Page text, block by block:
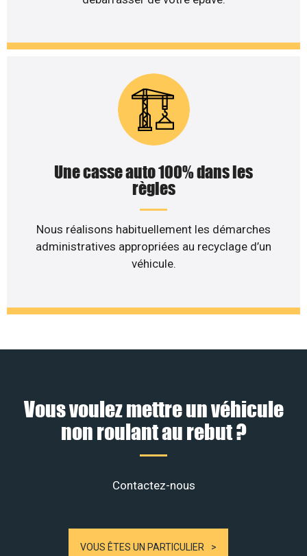
Une casse auto 100% dans les
règles
Nous réalisons habituellement les démarches
administratives appropriées au recyclage d’un
véhicule.
Vous voulez mettre un véhicule
non roulant au rebut ?
Contactez-nous
VOUS ÊTES UN PARTICULIER